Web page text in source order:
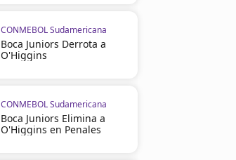
CONMEBOL Sudamericana
Boca Juniors Derrota a
O'Higgins
CONMEBOL Sudamericana
Boca Juniors Elimina a
O'Higgins en Penales